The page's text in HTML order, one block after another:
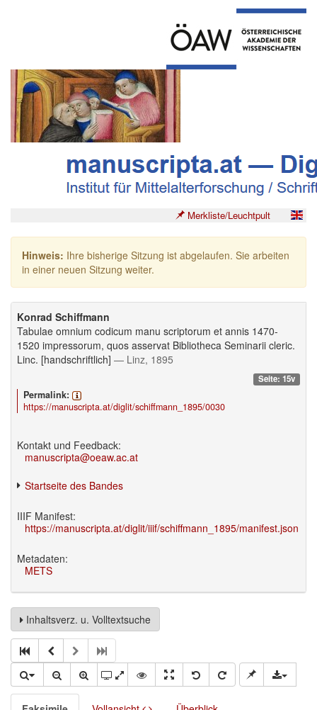
Merkliste/Leuchtpult
Hinweis: Ihre bisherige Sitzung ist abgelaufen. Sie arbeiten
in einer neuen Sitzung weiter.
Konrad Schiffmann
Tabulae omnium codicum manu scriptorum et annis 1470-
1520 impressorum, quos asservat Bibliotheca Seminarii cleric.
Linc. [handschriftlich] — Linz, 1895
Seite: 15v
Permalink:
https://manuscripta.at/diglit/schiffmann_1895/0030
Kontakt und Feedback:
manuscripta@oeaw.ac.at
Startseite des Bandes
IIIF Manifest:
https://manuscripta.at/diglit/iiif/schiffmann_1895/manifest.json
Metadaten:
METS
Inhaltsverz. u. Volltextsuche